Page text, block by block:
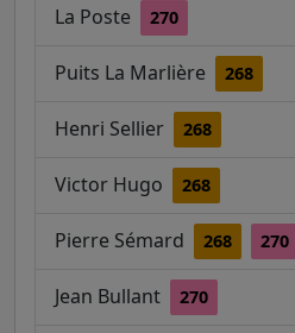
La Poste 270
Puits La Marlière 268
Henri Sellier 268
Victor Hugo 268
Pierre Sémard 268 270
Jean Bullant 270